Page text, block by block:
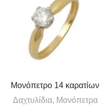
Μονόπετρο 14 καρατίων
Δαχτυλίδια, Μονόπετρα